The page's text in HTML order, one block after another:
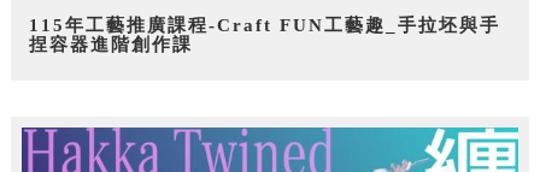
115年工藝推廣課程-Craft FUN工藝趣_手拉坯與手
捏容器進階創作課